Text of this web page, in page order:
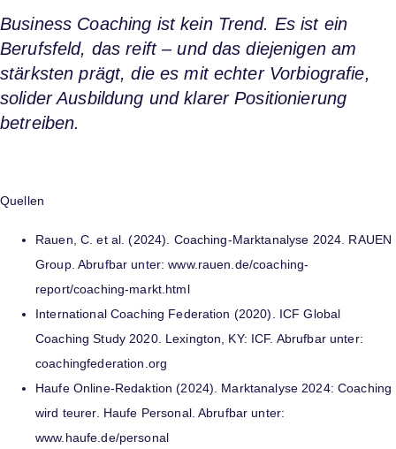
Business Coaching ist kein Trend. Es ist ein
Berufsfeld, das reift – und das diejenigen am
stärksten prägt, die es mit echter Vorbiografie,
solider Ausbildung und klarer Positionierung
betreiben.
Quellen
Rauen, C. et al. (2024). Coaching-Marktanalyse 2024. RAUEN
Group. Abrufbar unter: www.rauen.de/coaching-
report/coaching-markt.html
International Coaching Federation (2020). ICF Global
Coaching Study 2020. Lexington, KY: ICF. Abrufbar unter:
coachingfederation.org
Haufe Online-Redaktion (2024). Marktanalyse 2024: Coaching
wird teurer. Haufe Personal. Abrufbar unter:
www.haufe.de/personal